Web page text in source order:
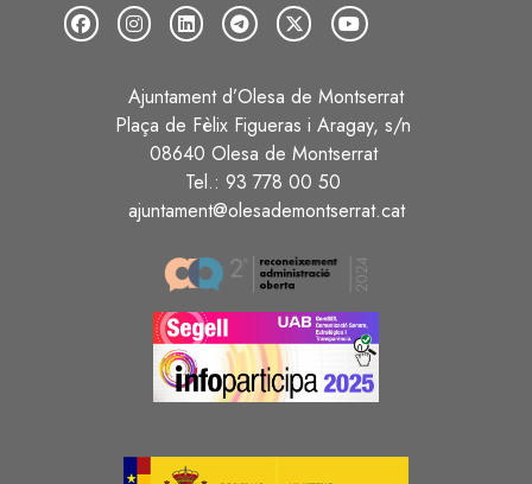
Ajuntament d’Olesa de Montserrat
Plaça de Fèlix Figueras i Aragay, s/n
08640 Olesa de Montserrat
Tel.: 93 778 00 50
ajuntament@olesademontserrat.cat
Image
Image